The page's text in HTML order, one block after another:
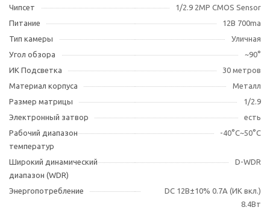
Чипсет
1/2.9 2MP CMOS Sensor
Питание
12В 700ma
Тип камеры
Уличная
Угол обзора
~90°
ИК Подсветка
30 метров
Материал корпуса
Металл
Размер матрицы
1/2.9
Электронный затвор
есть
Рабочий диапазон
температур
-40°С~50°С
Широкий динамический
диапазон (WDR)
D-WDR
Энергопотребление
DC 12В±10% 0.7А (ИК вкл.)
8.4Вт